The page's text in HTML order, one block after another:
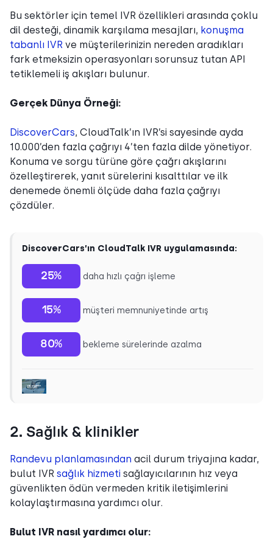
Bu sektörler için temel IVR özellikleri arasında çoklu
dil desteği, dinamik karşılama mesajları, konuşma
tabanlı IVR ve müşterilerinizin nereden aradıkları
fark etmeksizin operasyonları sorunsuz tutan API
tetiklemeli iş akışları bulunur.
Gerçek Dünya Örneği:
DiscoverCars, CloudTalk’ın IVR’si sayesinde ayda
10.000’den fazla çağrıyı 4’ten fazla dilde yönetiyor.
Konuma ve sorgu türüne göre çağrı akışlarını
özelleştirerek, yanıt sürelerini kısalttılar ve ilk
denemede önemli ölçüde daha fazla çağrıyı
çözdüler.
DiscoverCars’ın CloudTalk IVR uygulamasında:
25% daha hızlı çağrı işleme
15% müşteri memnuniyetinde artış
80% bekleme sürelerinde azalma
2. Sağlık & klinikler
Randevu planlamasından acil durum triyajına kadar,
bulut IVR sağlık hizmeti sağlayıcılarının hız veya
güvenlikten ödün vermeden kritik iletişimlerini
kolaylaştırmasına yardımcı olur.
Bulut IVR nasıl yardımcı olur: